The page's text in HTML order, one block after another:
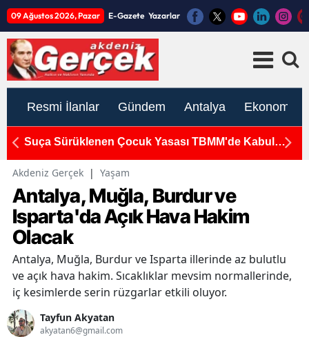
09 Ağustos 2026, Pazar E-Gazete Yazarlar
Resmi İlanlar Gündem Antalya Ekonomi
Suça Sürüklenen Çocuk Yasası TBMM'de Kabul
Akdeniz Gerçek | Yaşam
Antalya, Muğla, Burdur ve
Isparta'da Açık Hava Hakim
Olacak
Antalya, Muğla, Burdur ve Isparta illerinde az bulutlu
ve açık hava hakim. Sıcaklıklar mevsim normallerinde,
iç kesimlerde serin rüzgarlar etkili oluyor.
Tayfun Akyatan
akyatan6@gmail.com